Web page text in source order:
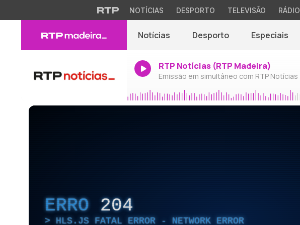
NOTÍCIAS DESPORTO TELEVISÃO RÁDIO
Notícias Desporto Especiais
RTP Notícias (RTP Madeira)
Emissão em simultâneo com RTP Notícias
ERRO 204
HLS.JS FATAL ERROR - NETWORK ERROR